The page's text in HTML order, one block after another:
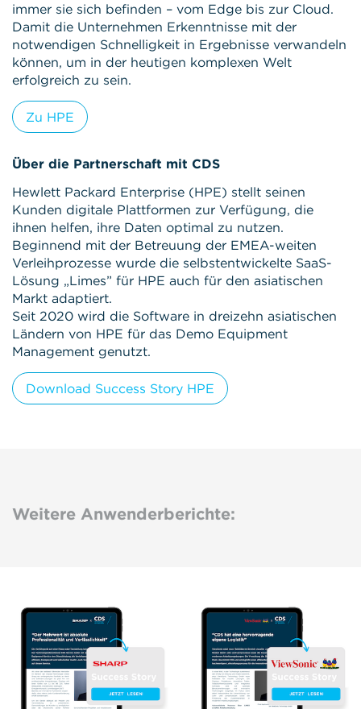
immer sie sich befinden – vom Edge bis zur Cloud.
Damit die Unternehmen Erkenntnisse mit der
notwendigen Schnelligkeit in Ergebnisse verwandeln
können, um in der heutigen komplexen Welt
erfolgreich zu sein.
Zu HPE
Über die Partnerschaft mit CDS
Hewlett Packard Enterprise (HPE) stellt seinen
Kunden digitale Plattformen zur Verfügung, die
ihnen helfen, ihre Daten optimal zu nutzen.
Beginnend mit der Betreuung der EMEA-weiten
Verleihprozesse wurde die selbstentwickelte SaaS-
Lösung „Limes” für HPE auch für den asiatischen
Markt adaptiert.
Seit 2020 wird die Software in dreizehn asiatischen
Ländern von HPE für das Demo Equipment
Management genutzt.
Download Success Story HPE
Weitere Anwenderberichte: